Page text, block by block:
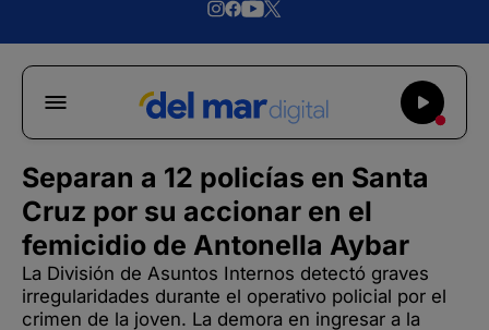
Separan a 12 policías en Santa
Cruz por su accionar en el
femicidio de Antonella Aybar
La División de Asuntos Internos detectó graves
irregularidades durante el operativo policial por el
crimen de la joven. La demora en ingresar a la